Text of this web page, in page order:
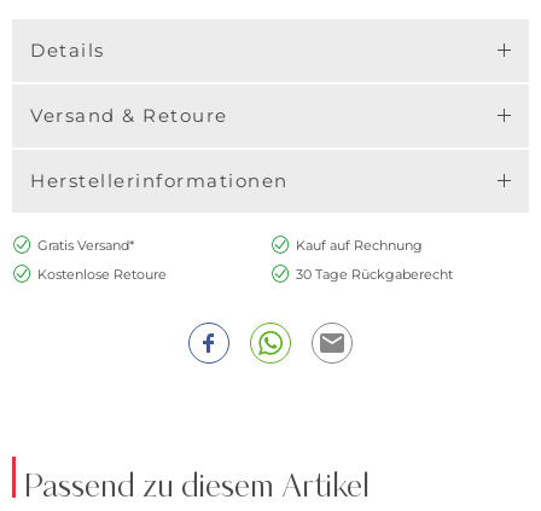
Details
Versand & Retoure
Herstellerinformationen
Gratis Versand*
Kauf auf Rechnung
Kostenlose Retoure
30 Tage Rückgaberecht
Passend zu diesem Artikel